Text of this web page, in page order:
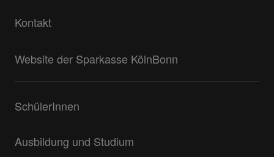
Kontakt
Website der Sparkasse KölnBonn
SchülerInnen
Ausbildung und Studium